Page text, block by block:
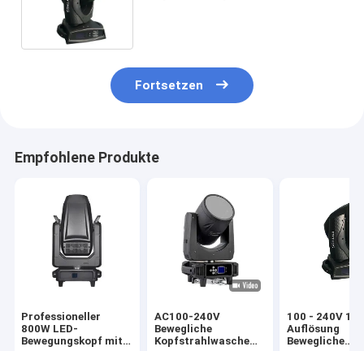
Fortsetzen
Empfohlene Produkte
Professioneller
800W LED-
Bewegungskopf mit
AC100-240V
Bewegliche
Kopfstrahlwasche
100 - 240V 16
Auflösung
Bewegliche